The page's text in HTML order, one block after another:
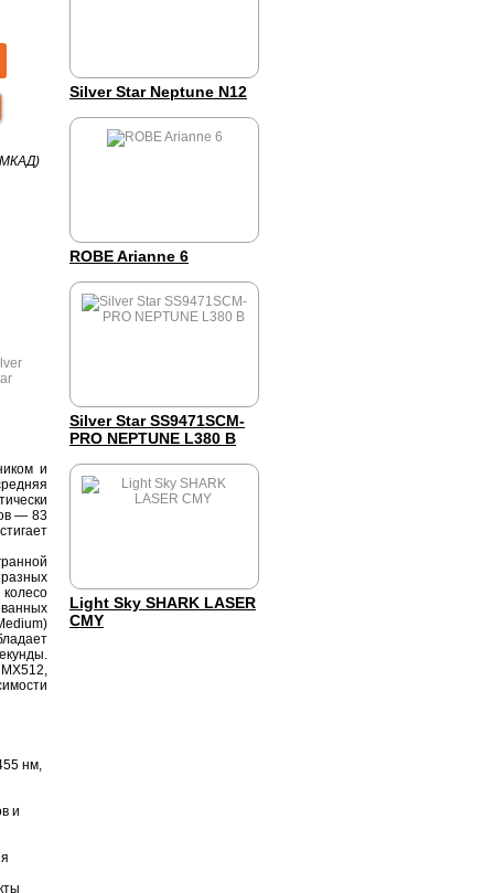
МКАД)
и
— 83
нм,
и
Silver Star Neptune N12
ROBE Arianne 6
Silver Star SS9471SCM-
PRO NEPTUNE L380 B
Light Sky SHARK LASER
CMY